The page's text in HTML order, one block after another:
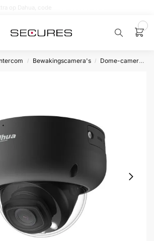
/ Bewakingscamera's / Dome-camera’s